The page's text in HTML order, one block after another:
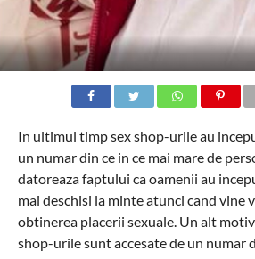
In ultimul timp sex shop-urile au
un numar din ce in ce mai mare de
datoreaza faptului ca oamenii au
mai deschisi la minte atunci cand vine
obtinerea placerii sexuale. Un alt
shop-urile sunt accesate de un numar